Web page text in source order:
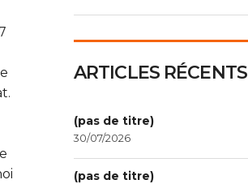
ARTICLES RÉCENTS
(pas de titre)
30/07/2026
(pas de titre)